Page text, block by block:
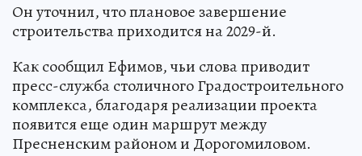
Он уточнил, что плановое завершение
строительства приходится на 2029-й.
Как сообщил Ефимов, чьи слова приводит
пресс-служба столичного Градостроительного
комплекса, благодаря реализации проекта
появится еще один маршрут между
Пресненским районом и Дорогомиловом.